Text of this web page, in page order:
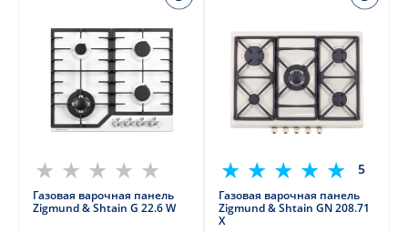
Газовая варочная панель
Zigmund & Shtain G 22.6 W
5
Газовая варочная панель
Zigmund & Shtain GN 208.71
X